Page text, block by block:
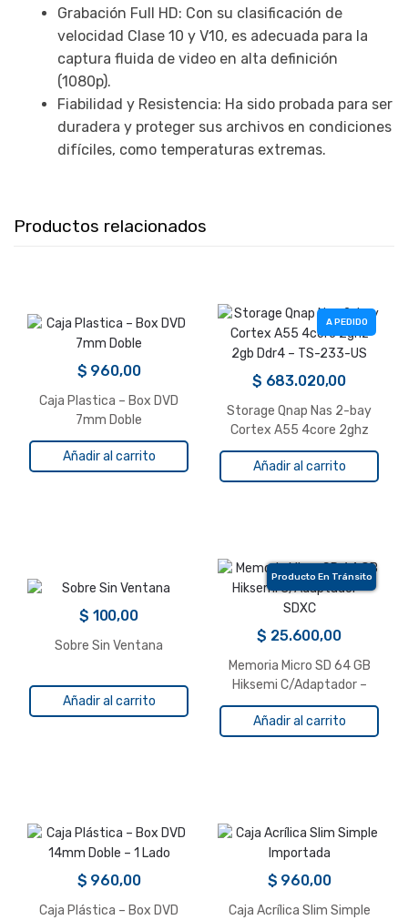
Grabación Full HD: Con su clasificación de
velocidad Clase 10 y V10, es adecuada para la
captura fluida de video en alta definición
(1080p).
Fiabilidad y Resistencia: Ha sido probada para ser
duradera y proteger sus archivos en condiciones
difíciles, como temperaturas extremas.
Productos relacionados
$ 960,00
Caja Plastica – Box DVD
7mm Doble
Añadir al carrito
A PEDIDO
$ 683.020,00
Storage Qnap Nas 2-bay
Cortex A55 4core 2ghz
2gb Ddr4 – TS-233-US
Añadir al carrito
$ 100,00
Sobre Sin Ventana
Añadir al carrito
Producto En Tránsito
$ 25.600,00
Memoria Micro SD 64 GB
Hiksemi C/Adaptador –
SDXC
Añadir al carrito
$ 960,00
Caja Plástica – Box DVD
$ 960,00
Caja Acrílica Slim Simple